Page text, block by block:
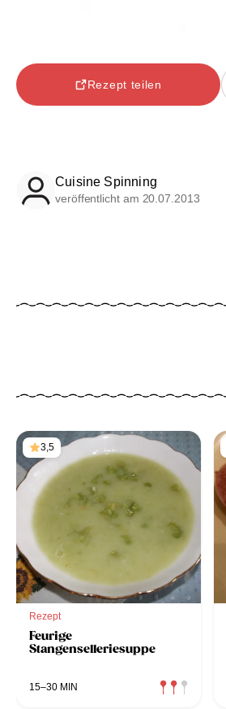
Rezept teilen
Cuisine Spinning
veröffentlicht am 20.07.2013
3,5
Rezept
Feurige
Stangenselleriesuppe
15–30 MIN